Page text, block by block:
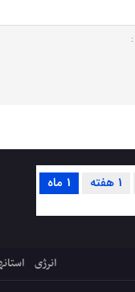
1 ماه 1 هفته
انرژی